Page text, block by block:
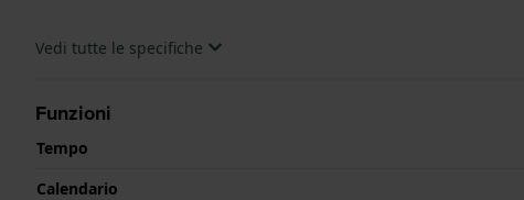
Vedi tutte le specifiche
Funzioni
Tempo
Calendario